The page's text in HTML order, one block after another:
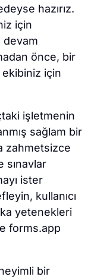
hazırız.
için
devam
önce, bir
için
işletmenin
sağlam bir
zahmetsizce
sınavlar
ister
kullanıcı
yetenekleri
forms.app
bir